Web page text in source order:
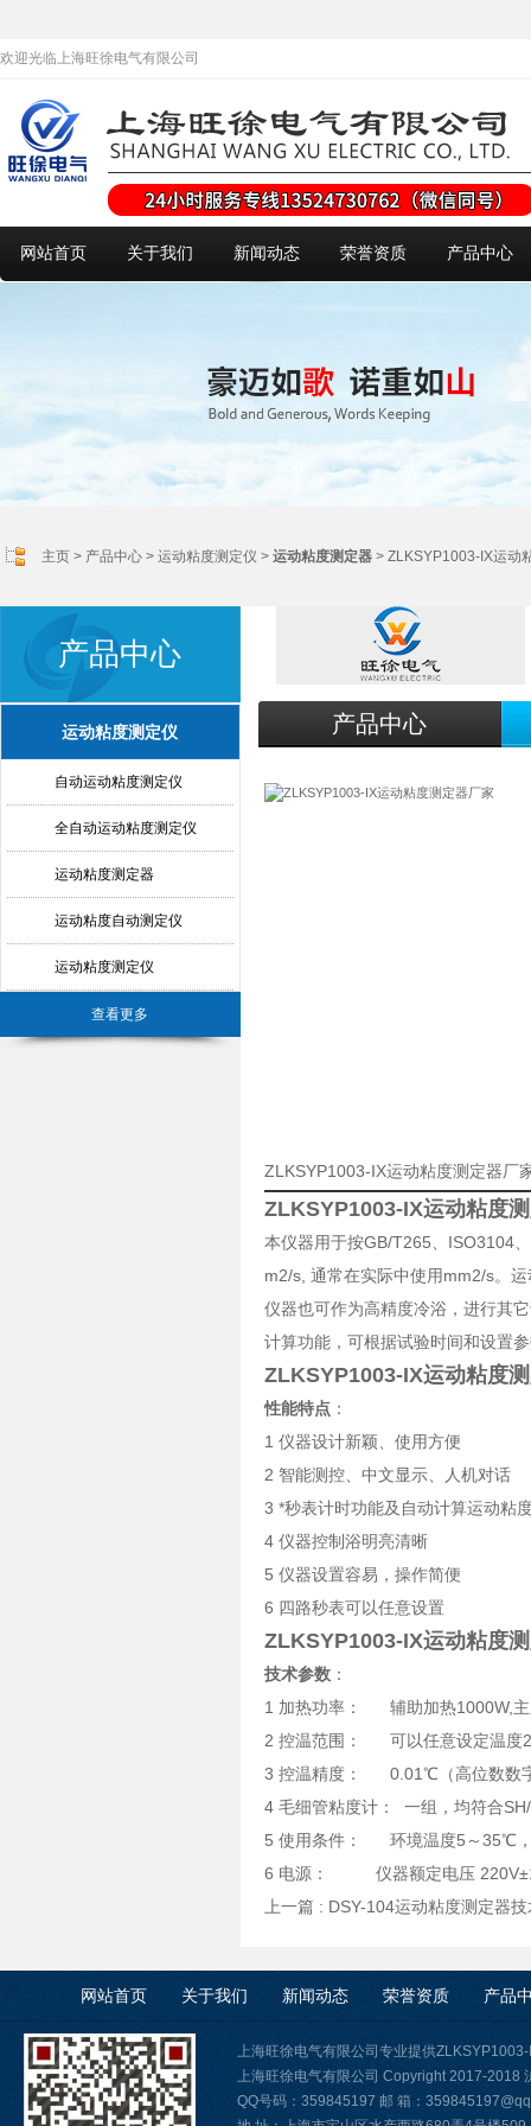
欢迎光临上海旺徐电气有限公司
网站首页 关于我们 新闻动态 荣誉资质 产品中心
主页 > 产品中心 > 运动粘度测定仪 > 运动粘度测定器 > ZLKSYP1003-IX运动
产品中心
运动粘度测定仪
自动运动粘度测定仪
全自动运动粘度测定仪
运动粘度测定器
运动粘度自动测定仪
运动粘度测定仪
查看更多
产品中心
ZLKSYP1003-IX运动粘度测定器厂
ZLKSYP1003-IX运动粘度
本仪器用于按GB/T265、ISO3104
m2/s, 通常在实际中使用mm2/s。
仪器也可作为高精度冷浴，进行其
计算功能，可根据试验时间和设置
ZLKSYP1003-IX运动粘度
性能特点 ：
1 仪器设计新颖、使用方便
2 智能测控、中文显示、人机对话
3 *秒表计时功能及自动计算运动粘
4 仪器控制浴明亮清晰
5 仪器设置容易，操作简便
6 四路秒表可以任意设置
ZLKSYP1003-IX运动粘度
技术参数 ：
1 加热功率： 辅助加热1000W,主
2 控温范围： 可以任意设定温度
3 控温精度： 0.01℃（高位数数
4 毛细管粘度计： 一组，均符合
5 使用条件： 环境温度5～35℃
6 电源： 仪器额定电压
上一篇 : DSY-104运动粘度测定器
网站首页 关于我们 新闻动态 荣誉资质 产品
上海旺徐电气有限公司专业提供
上海旺徐电气有限公司 Copyright 2017-2018
QQ号码：359845197 邮 箱：